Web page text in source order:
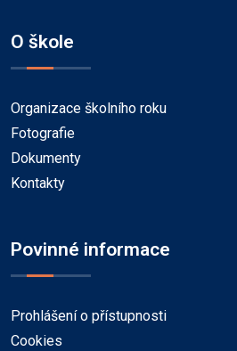
O škole
Organizace školního roku
Fotografie
Dokumenty
Kontakty
Povinné informace
Prohlášení o přístupnosti
Cookies